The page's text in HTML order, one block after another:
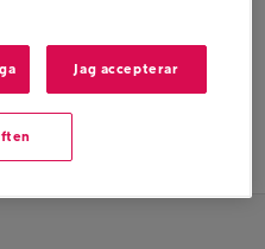
Jag accepterar